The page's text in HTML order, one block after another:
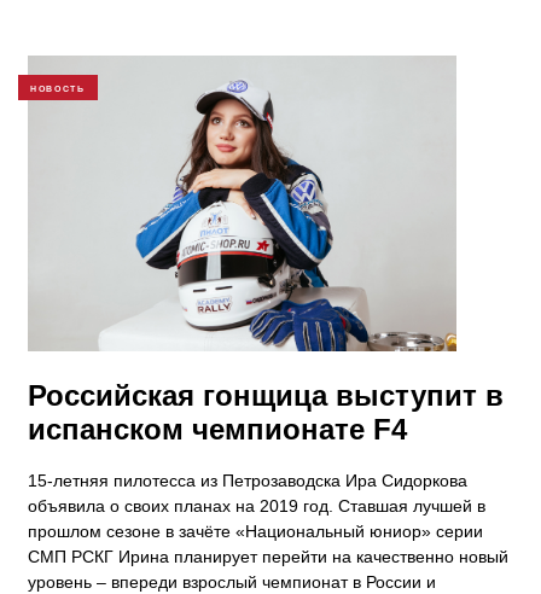
НОВОСТЬ
Российская гонщица выступит в
испанском чемпионате F4
15-летняя пилотесса из Петрозаводска Ира Сидоркова
объявила о своих планах на 2019 год. Ставшая лучшей в
прошлом сезоне в зачёте «Национальный юниор» серии
СМП РСКГ Ирина планирует перейти на качественно новый
уровень – впереди взрослый чемпионат в России и